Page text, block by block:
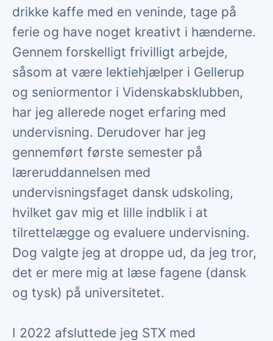
drikke kaffe med en veninde, tage på
ferie og have noget kreativt i hænderne.
Gennem forskelligt frivilligt arbejde,
såsom at være lektiehjælper i Gellerup
og seniormentor i Videnskabsklubben,
har jeg allerede noget erfaring med
undervisning. Derudover har jeg
gennemført første semester på
læreruddannelsen med
undervisningsfaget dansk udskoling,
hvilket gav mig et lille indblik i at
tilrettelægge og evaluere undervisning.
Dog valgte jeg at droppe ud, da jeg tror,
det er mere mig at læse fagene (dansk
og tysk) på universitetet.
I 2022 afsluttede jeg STX med